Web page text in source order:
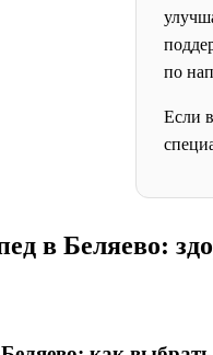
по
Если
в Беляево: